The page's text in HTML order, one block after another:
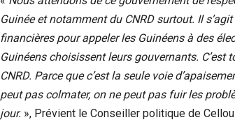
Guinée et notamment du CNRD surtout. Il
financières pour appeler les Guinéens à des
Guinéens choisissent leurs gouvernants.
CNRD. Parce que c’est la seule voie
peut pas colmater, on ne peut pas fuir les
jour. », Prévient le Conseiller politique de